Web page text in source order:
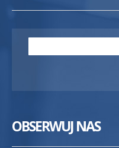
OBSERWUJ NAS